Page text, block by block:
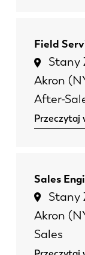
Field
Stany
Akron
After-
Przeczytaj
Sales
Stany
Akron
Sales